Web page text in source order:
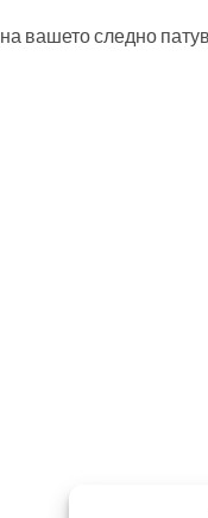
вашето следно